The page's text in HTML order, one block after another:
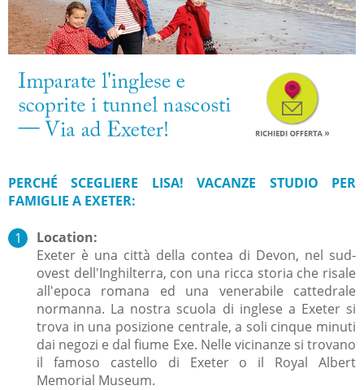
PERCHÉ SCEGLIERE LISA! VACANZE STUDIO PER
FAMIGLIE A EXETER:
Location:
Exeter è una città della contea di Devon, nel sud-
ovest dell'Inghilterra, con una ricca storia che risale
all'epoca romana ed una venerabile cattedrale
normanna. La nostra scuola di inglese a Exeter si
trova in una posizione centrale, a soli cinque minuti
dai negozi e dal fiume Exe. Nelle vicinanze si trovano
il famoso castello di Exeter o il Royal Albert
Memorial Museum.